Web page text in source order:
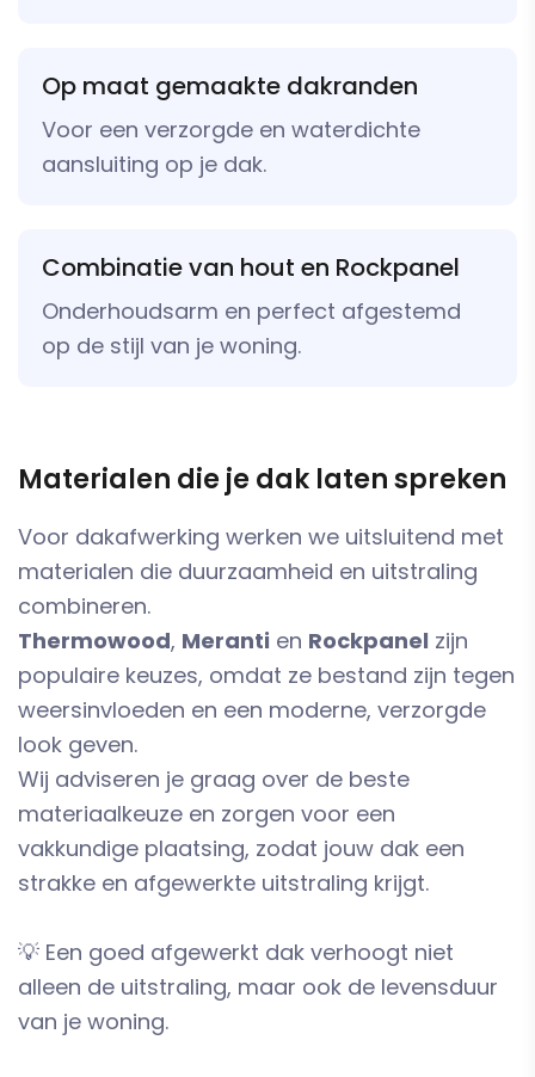
Op maat gemaakte dakranden
Voor een verzorgde en waterdichte
aansluiting op je dak.
Combinatie van hout en Rockpanel
Onderhoudsarm en perfect afgestemd
op de stijl van je woning.
Materialen die je dak laten spreken
Voor dakafwerking werken we uitsluitend met
materialen die duurzaamheid en uitstraling
combineren.
Thermowood, Meranti en Rockpanel zijn
populaire keuzes, omdat ze bestand zijn tegen
weersinvloeden en een moderne, verzorgde
look geven.
Wij adviseren je graag over de beste
materiaalkeuze en zorgen voor een
vakkundige plaatsing, zodat jouw dak een
strakke en afgewerkte uitstraling krijgt.
💡 Een goed afgewerkt dak verhoogt niet
alleen de uitstraling, maar ook de levensduur
van je woning.